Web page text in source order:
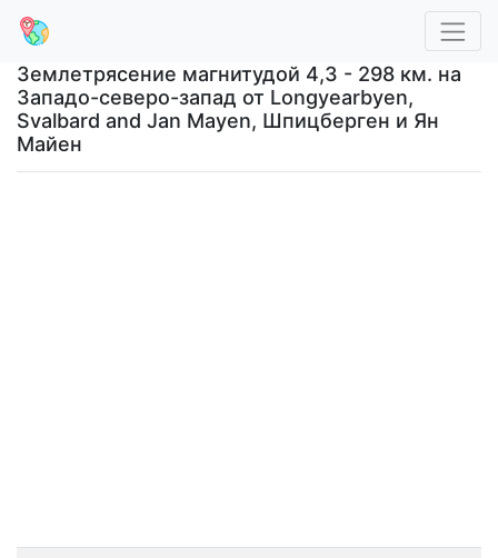
Землетрясение магнитудой 4,3 - 298 км. на
Западо-северо-запад от Longyearbyen,
Svalbard and Jan Mayen, Шпицберген и Ян
Майен